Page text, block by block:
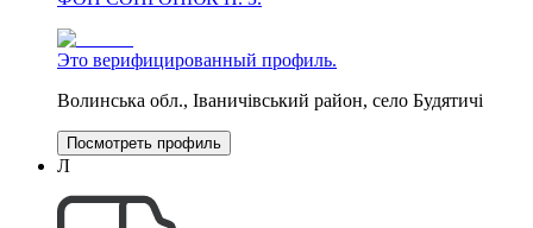
Это верифицированный профиль.
Волинська обл., Іваничівський район, село Будятичі
Посмотреть профиль
Л